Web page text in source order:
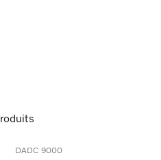
Produits
DADC 9000